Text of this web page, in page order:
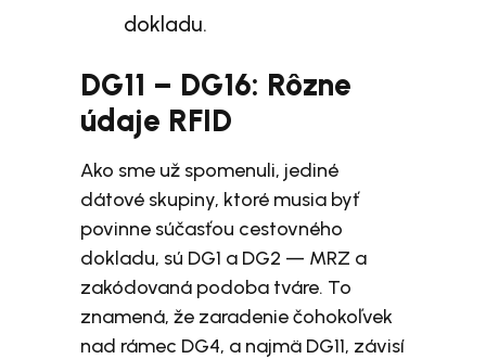
dokladu.
DG11 – DG16: Rôzne
údaje RFID
Ako sme už spomenuli, jediné
dátové skupiny, ktoré musia byť
povinne súčasťou cestovného
dokladu, sú DG1 a DG2 — MRZ a
zakódovaná podoba tváre. To
znamená, že zaradenie čohokoľvek
nad rámec DG4, a najmä DG11, závisí